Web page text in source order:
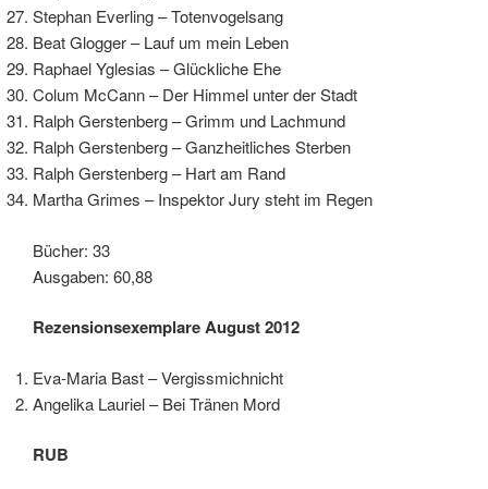
Stephan Everling – Totenvogelsang
Beat Glogger – Lauf um mein Leben
Raphael Yglesias – Glückliche Ehe
Colum McCann – Der Himmel unter der Stadt
Ralph Gerstenberg – Grimm und Lachmund
Ralph Gerstenberg – Ganzheitliches Sterben
Ralph Gerstenberg – Hart am Rand
Martha Grimes – Inspektor Jury steht im Regen
Bücher: 33
Ausgaben: 60,88
Rezensionsexemplare August 2012
Eva-Maria Bast – Vergissmichnicht
Angelika Lauriel – Bei Tränen Mord
RUB